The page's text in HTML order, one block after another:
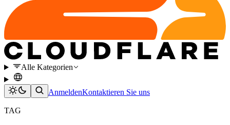
Alle Kategorien
AnmeldenKontaktieren Sie uns
TAG